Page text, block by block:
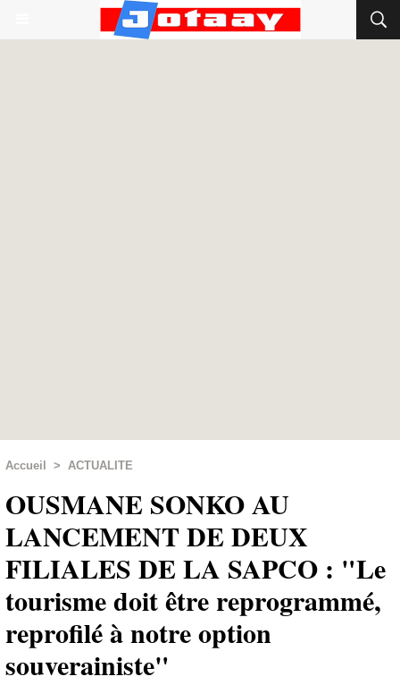
Accueil > ACTUALITE
OUSMANE SONKO AU
LANCEMENT DE DEUX
FILIALES DE LA SAPCO : "Le
tourisme doit être reprogrammé,
reprofilé à notre option
souverainiste"